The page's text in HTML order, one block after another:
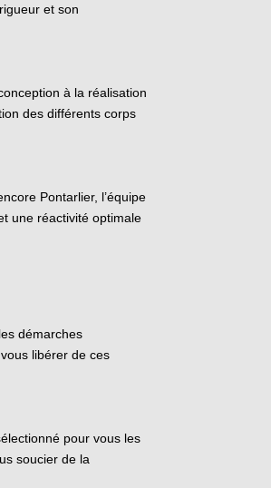
et son
à la réalisation
des différents corps
Pontarlier, l’équipe
une réactivité optimale
démarches
libérer de ces
pour vous les
soucier de la